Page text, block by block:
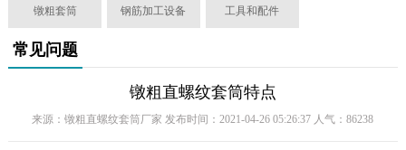
镦粗套筒 钢筋加工设备 工具和配件
常见问题
镦粗直螺纹套筒特点
来源：镦粗直螺纹套筒厂家 发布时间：2021-04-26 05:26:37 人气：86238